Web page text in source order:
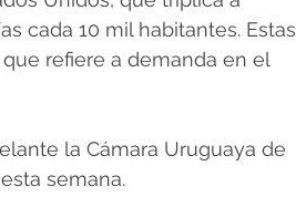
cada 10 mil habitantes. Estas
refiere a demanda en el
la Cámara Uruguaya de
semana.